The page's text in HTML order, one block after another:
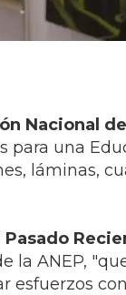
Nacional
para una
láminas,
la ANEP,
esfuerzos